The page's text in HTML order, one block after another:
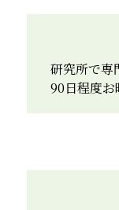
研究所で専
90日程度お